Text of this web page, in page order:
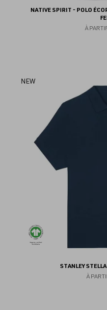
NATIVE SPIRIT - POLO
À
NEW
STANLEY
À